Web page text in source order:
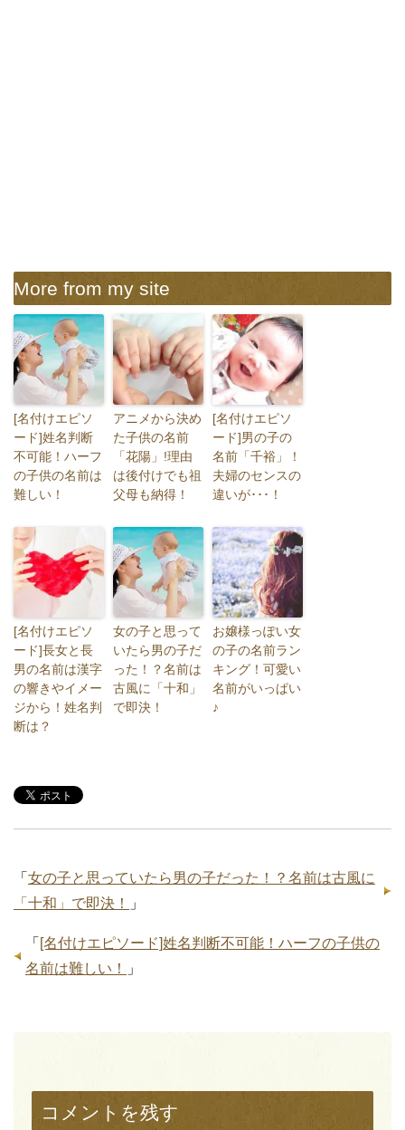
More from my site
[名付けエピソ
ード]姓名判断
不可能！ハーフ
の子供の名前は
難しい！
アニメから決め
た子供の名前
「花陽」!理由
は後付けでも祖
父母も納得！
[名付けエピソ
ード]男の子の
名前「千裕」！
夫婦のセンスの
違いが･･･！
[名付けエピソ
ード]長女と長
男の名前は漢字
の響きやイメー
ジから！姓名判
断は？
女の子と思って
いたら男の子だ
った！？名前は
古風に「十和」
で即決！
お嬢様っぽい女
の子の名前ラン
キング！可愛い
名前がいっぱい
♪
「 女の子と思っていたら男の子だった！？名前は古風に
「十和」で即決！
」
「 [名付けエピソード]姓名判断不可能！ハーフの子供の
名前は難しい！
」
コメントを残す